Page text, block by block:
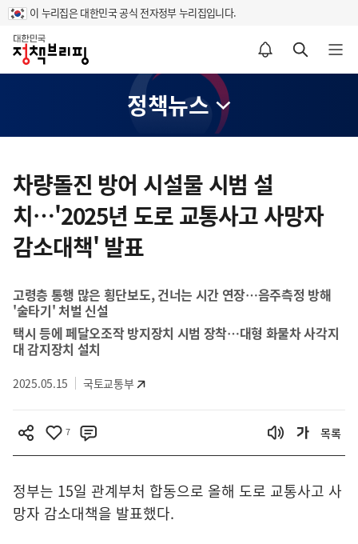
이 누리집은 대한민국 공식 전자정부 누리집입니다.
홈
알림설정 바로가기 검색 바로가기 메뉴 열기
정책뉴스
텐
츠
영
역
차량돌진 방어 시설물 시범 설
치…'2025년 도로 교통사고 사망자
감소대책' 발표
고령층 통행 많은 횡단보도, 건너는 시간 연장…음주측정 방해
'술타기' 처벌 신설
택시 등에 페달오조작 방지장치 시범 장착…대형 화물차 사각지
대 감지장치 설치
2025.05.15 국토교통부
7 목록
정부는 15일 관계부처 합동으로 올해 도로 교통사고 사
망자 감소대책을 발표했다.